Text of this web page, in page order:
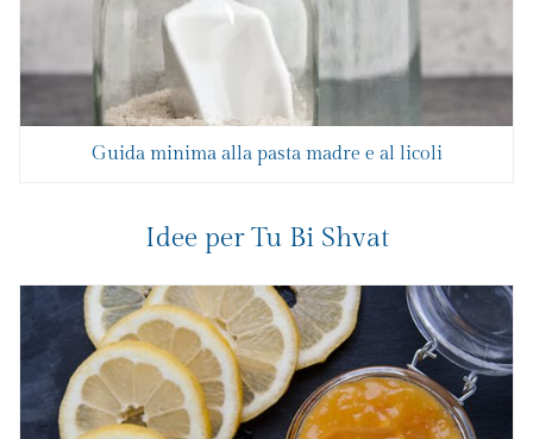
Guida minima alla pasta madre e al licoli
Idee per Tu Bi Shvat